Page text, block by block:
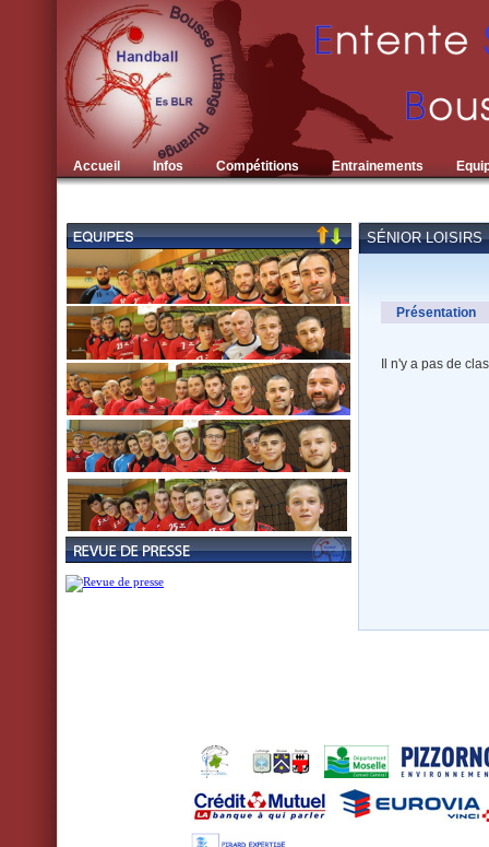
Accueil Infos Compétitions Entrainements
SÉNIOR LOISIRS
Présentation
Il n'y a pas de